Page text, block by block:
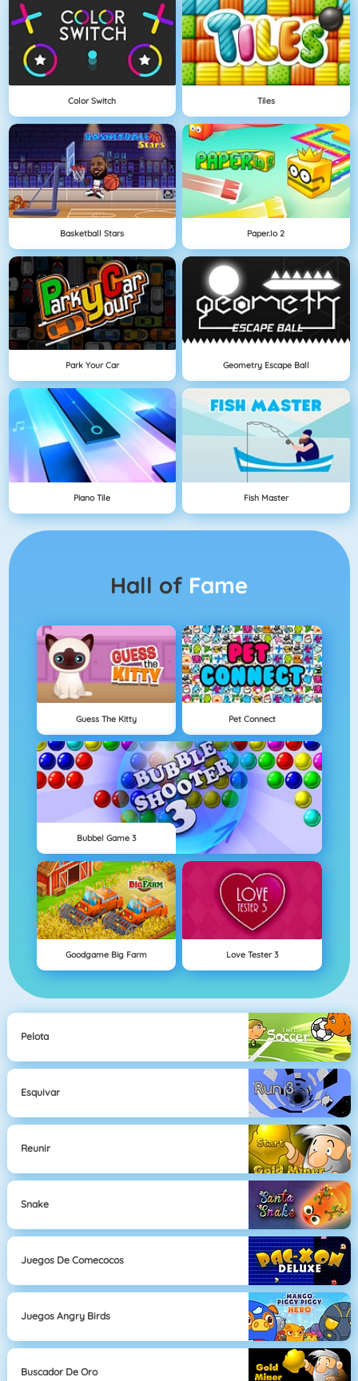
Color Switch Tiles
Basketball Stars Paper.io 2
Park Your Car Geometry Escape Ball
Piano Tile Fish Master
Hall of Fame
Guess The Kitty Pet Connect
Bubbel Game 3
Goodgame Big Farm Love Tester 3
Pelota
Esquivar
Reunir
Snake
Juegos De Comecocos
Juegos Angry Birds
Buscador De Oro